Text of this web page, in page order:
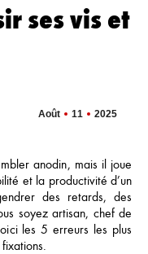
ses vis et
Août 11 2025
anodin, mais il joue
et la productivité d’un
des retards, des
soyez artisan, chef de
les 5 erreurs les plus